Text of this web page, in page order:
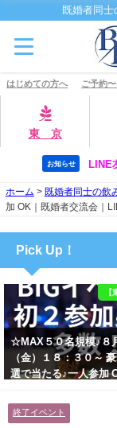
既婚者同士
はじめての方へ ご予約
東 京
お知らせ LINE
ホーム > 既婚者同士の飲
加 OK｜既婚者交流会｜
Pick Up！
【
☆MAX５０名規模♪８
（金）１８：３０～
選で当たる♪一人参加
に余裕のある健康的な
性と美容好きで優しさ
終了イベント